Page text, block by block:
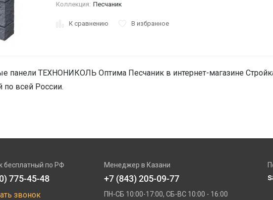
Коллекция: Песчаник
К сравнению В избранное
панели ТЕХНОНИКОЛЬ Оптима Песчаник в интернет-магазине
по всей России.
бесплатный по РФ
775-45-48
звонок
Менеджер в Казани
+7 (843) 205-09-77
ПН-СБ 10:00-17:00, СБ-ВС 10:00 - 16:00